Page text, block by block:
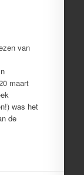
van
maart
was het
de